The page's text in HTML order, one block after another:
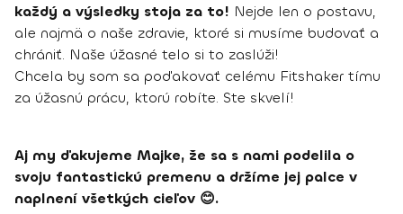
každý a výsledky stoja za to! Nejde len o postavu,
ale najmä o naše zdravie, ktoré si musíme budovať a
chrániť. Naše úžasné telo si to zaslúži!
Chcela by som sa poďakovať celému Fitshaker tímu
za úžasnú prácu, ktorú robíte. Ste skvelí!
Aj my ďakujeme Majke, že sa s nami podelila o
svoju fantastickú premenu a držíme jej palce v
naplnení všetkých cieľov 😊.